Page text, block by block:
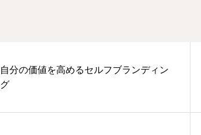
自分の価値を高めるセルフブランディン
グ